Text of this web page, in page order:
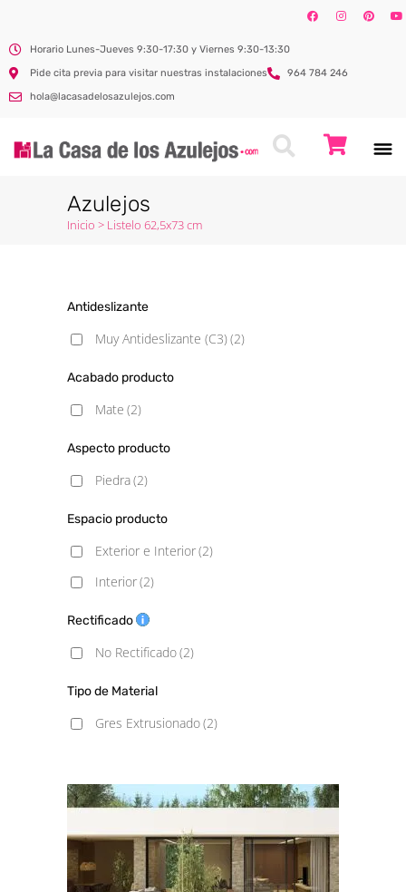
Horario Lunes-Jueves 9:30-17:30 y Viernes 9:30-13:30
Pide cita previa para visitar nuestras instalaciones
964 784 246
hola@lacasadelosazulejos.com
Azulejos
Inicio > Listelo 62,5x73 cm
Antideslizante
Muy Antideslizante (C3)(2)
Acabado producto
Mate (2)
Aspecto producto
Piedra(2)
Espacio producto
Exterior e Interior(2)
Interior(2)
Rectificado
No Rectificado(2)
Tipo de Material
Gres Extrusionado(2)